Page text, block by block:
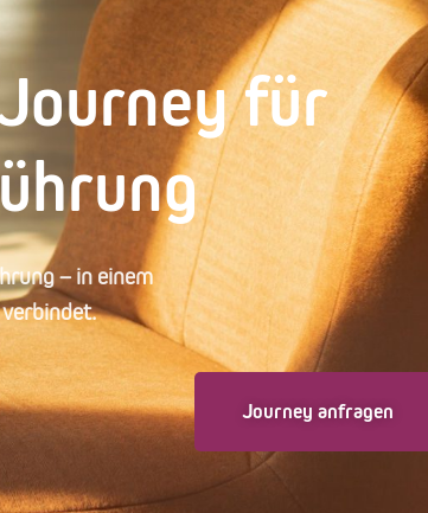
für
– in einem
Journey anfragen